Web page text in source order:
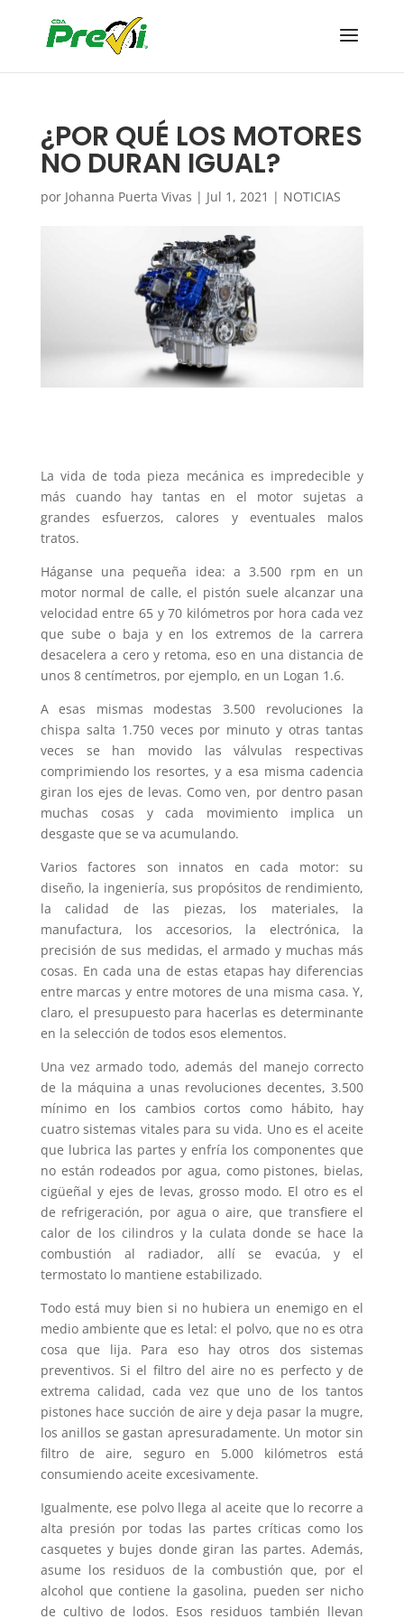
¿POR QUÉ LOS MOTORES
NO DURAN IGUAL?
por Johanna Puerta Vivas | Jul 1, 2021 | NOTICIAS
La vida de toda pieza mecánica es impredecible y
más cuando hay tantas en el motor sujetas a
grandes esfuerzos, calores y eventuales malos
tratos.
Háganse una pequeña idea: a 3.500 rpm en un
motor normal de calle, el pistón suele alcanzar una
velocidad entre 65 y 70 kilómetros por hora cada vez
que sube o baja y en los extremos de la carrera
desacelera a cero y retoma, eso en una distancia de
unos 8 centímetros, por ejemplo, en un Logan 1.6.
A esas mismas modestas 3.500 revoluciones la
chispa salta 1.750 veces por minuto y otras tantas
veces se han movido las válvulas respectivas
comprimiendo los resortes, y a esa misma cadencia
giran los ejes de levas. Como ven, por dentro pasan
muchas cosas y cada movimiento implica un
desgaste que se va acumulando.
Varios factores son innatos en cada motor: su
diseño, la ingeniería, sus propósitos de rendimiento,
la calidad de las piezas, los materiales, la
manufactura, los accesorios, la electrónica, la
precisión de sus medidas, el armado y muchas más
cosas. En cada una de estas etapas hay diferencias
entre marcas y entre motores de una misma casa. Y,
claro, el presupuesto para hacerlas es determinante
en la selección de todos esos elementos.
Una vez armado todo, además del manejo correcto
de la máquina a unas revoluciones decentes, 3.500
mínimo en los cambios cortos como hábito, hay
cuatro sistemas vitales para su vida. Uno es el aceite
que lubrica las partes y enfría los componentes que
no están rodeados por agua, como pistones, bielas,
cigüeñal y ejes de levas, grosso modo. El otro es el
de refrigeración, por agua o aire, que transfiere el
calor de los cilindros y la culata donde se hace la
combustión al radiador, allí se evacúa, y el
termostato lo mantiene estabilizado.
Todo está muy bien si no hubiera un enemigo en el
medio ambiente que es letal: el polvo, que no es otra
cosa que lija. Para eso hay otros dos sistemas
preventivos. Si el filtro del aire no es perfecto y de
extrema calidad, cada vez que uno de los tantos
pistones hace succión de aire y deja pasar la mugre,
los anillos se gastan apresuradamente. Un motor sin
filtro de aire, seguro en 5.000 kilómetros está
consumiendo aceite excesivamente.
Igualmente, ese polvo llega al aceite que lo recorre a
alta presión por todas las partes críticas como los
casquetes y bujes donde giran las partes. Además,
asume los residuos de la combustión que, por el
alcohol que contiene la gasolina, pueden ser nicho
de cultivo de lodos. Esos residuos también llevan